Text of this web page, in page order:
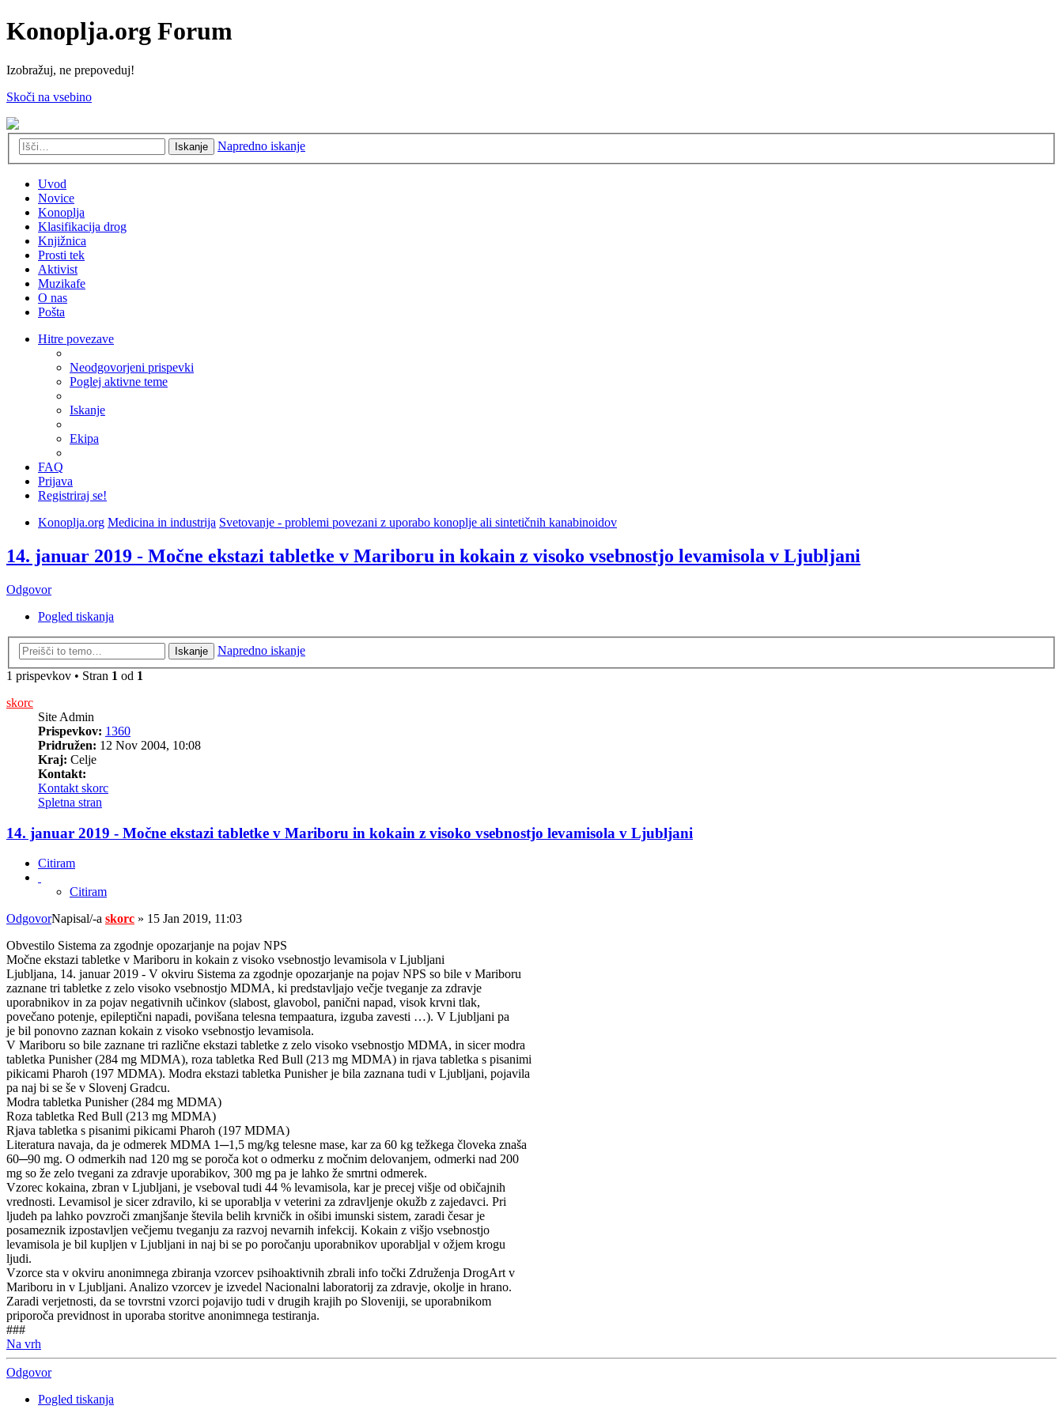
Konoplja.org Forum
Izobražuj, ne prepoveduj!
Skoči na vsebino
Iskanje Napredno iskanje
Uvod
Novice
Konoplja
Klasifikacija drog
Knjižnica
Prosti tek
Aktivist
Muzikafe
O nas
Pošta
Hitre povezave
Neodgovorjeni prispevki
Poglej aktivne teme
Iskanje
Ekipa
FAQ
Prijava
Registriraj se!
Konoplja.org Medicina in industrija Svetovanje - problemi povezani z uporabo konoplje ali sintetičnih kanabinoidov
14. januar 2019 - Močne ekstazi tabletke v Mariboru in kokain z visoko vsebnostjo levamisola v Ljubljani
Odgovor
Pogled tiskanja
Iskanje
Napredno iskanje
1 prispevkov • Stran 1 od 1
skorc
Site Admin
Prispevkov: 1360
Pridružen: 12 Nov 2004, 10:08
Kraj: Celje
Kontakt:
Kontakt skorc
Spletna stran
14. januar 2019 - Močne ekstazi tabletke v Mariboru in kokain z visoko vsebnostjo levamisola v Ljubljani
Citiram
Citiram
OdgovorNapisal/-a skorc » 15 Jan 2019, 11:03
Obvestilo Sistema za zgodnje opozarjanje na pojav NPS
Močne ekstazi tabletke v Mariboru in kokain z visoko vsebnostjo levamisola v Ljubljani
Ljubljana, 14. januar 2019 - V okviru Sistema za zgodnje opozarjanje na pojav NPS so bile v Mariboru
zaznane tri tabletke z zelo visoko vsebnostjo MDMA, ki predstavljajo večje tveganje za zdravje
uporabnikov in za pojav negativnih učinkov (slabost, glavobol, panični napad, visok krvni tlak,
povečano potenje, epileptični napadi, povišana telesna tempaatura, izguba zavesti …). V Ljubljani pa
je bil ponovno zaznan kokain z visoko vsebnostjo levamisola.
V Mariboru so bile zaznane tri različne ekstazi tabletke z zelo visoko vsebnostjo MDMA, in sicer modra
tabletka Punisher (284 mg MDMA), roza tabletka Red Bull (213 mg MDMA) in rjava tabletka s pisanimi
pikicami Pharoh (197 MDMA). Modra ekstazi tabletka Punisher je bila zaznana tudi v Ljubljani, pojavila
pa naj bi se še v Slovenj Gradcu.
Modra tabletka Punisher (284 mg MDMA)
Roza tabletka Red Bull (213 mg MDMA)
Rjava tabletka s pisanimi pikicami Pharoh (197 MDMA)
Literatura navaja, da je odmerek MDMA 1─1,5 mg/kg telesne mase, kar za 60 kg težkega človeka znaša
60─90 mg. O odmerkih nad 120 mg se poroča kot o odmerku z močnim delovanjem, odmerki nad 200
mg so že zelo tvegani za zdravje uporabikov, 300 mg pa je lahko že smrtni odmerek.
Vzorec kokaina, zbran v Ljubljani, je vseboval tudi 44 % levamisola, kar je precej višje od običajnih
vrednosti. Levamisol je sicer zdravilo, ki se uporablja v veterini za zdravljenje okužb z zajedavci. Pri
ljudeh pa lahko povzroči zmanjšanje števila belih krvničk in ošibi imunski sistem, zaradi česar je
posameznik izpostavljen večjemu tveganju za razvoj nevarnih infekcij. Kokain z višjo vsebnostjo
levamisola je bil kupljen v Ljubljani in naj bi se po poročanju uporabnikov uporabljal v ožjem krogu
ljudi.
Vzorce sta v okviru anonimnega zbiranja vzorcev psihoaktivnih zbrali info točki Združenja DrogArt v
Mariboru in v Ljubljani. Analizo vzorcev je izvedel Nacionalni laboratorij za zdravje, okolje in hrano.
Zaradi verjetnosti, da se tovrstni vzorci pojavijo tudi v drugih krajih po Sloveniji, se uporabnikom
priporoča previdnost in uporaba storitve anonimnega testiranja.
###
Na vrh
Odgovor
Pogled tiskanja